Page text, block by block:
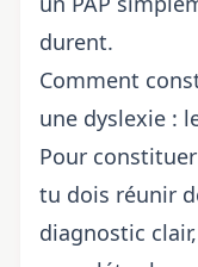
durent.
Comment
une dyslexie :
Pour
tu dois réunir
diagnostic